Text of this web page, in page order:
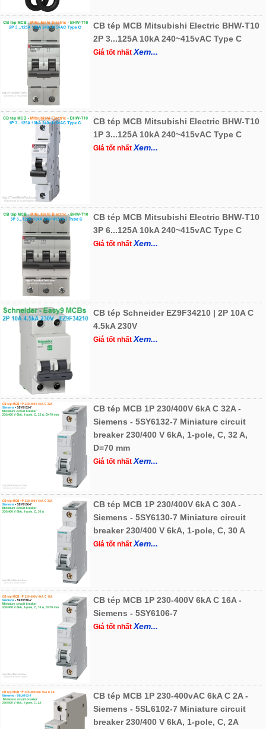
CB tép MCB Mitsubishi Electric BHW-T10
2P 3...125A 10kA 240~415vAC Type C
Giá tốt nhấtXem...
CB tép MCB Mitsubishi Electric BHW-T10
1P 3...125A 10kA 240~415vAC Type C
Giá tốt nhấtXem...
CB tép MCB Mitsubishi Electric BHW-T10
3P 6...125A 10kA 240~415vAC Type C
Giá tốt nhấtXem...
CB tép Schneider EZ9F34210 | 2P 10A C
4.5kA 230V
Giá tốt nhấtXem...
CB tép MCB 1P 230/400V 6kA C 32A -
Siemens - 5SY6132-7 Miniature circuit
breaker 230/400 V 6kA, 1-pole, C, 32 A,
D=70 mm
Giá tốt nhấtXem...
CB tép MCB 1P 230/400V 6kA C 30A -
Siemens - 5SY6130-7 Miniature circuit
breaker 230/400 V 6kA, 1-pole, C, 30 A
Giá tốt nhấtXem...
CB tép MCB 1P 230-400V 6kA C 16A -
Siemens - 5SY6106-7
Giá tốt nhấtXem...
CB tép MCB 1P 230-400vAC 6kA C 2A -
Siemens - 5SL6102-7 Miniature circuit
breaker 230/400 V 6kA, 1-pole, C, 2A